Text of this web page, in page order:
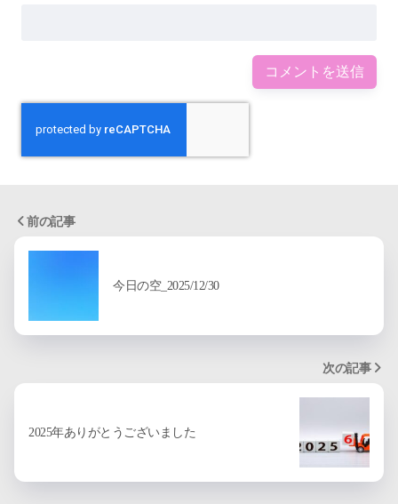
前の記事
今日の空_2025/12/30
次の記事
2025年ありがとうございました